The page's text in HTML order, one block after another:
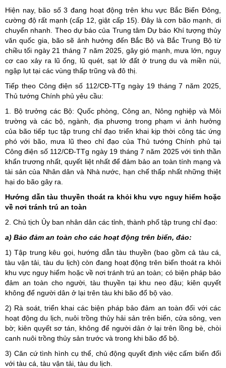
Hiện nay, bão số 3 đang hoạt động trên khu vực Bắc Biển Đông,
cường độ rất mạnh (cấp 12, giật cấp 15). Đây là cơn bão mạnh, di
chuyển nhanh. Theo dự báo của Trung tâm Dự báo Khí tượng thủy
văn quốc gia, bão sẽ ảnh hưởng đến Bắc Bộ và Bắc Trung Bộ từ
chiều tối ngày 21 tháng 7 năm 2025, gây gió mạnh, mưa lớn, nguy
cơ cao xảy ra lũ ống, lũ quét, sạt lở đất ở trung du và miền núi,
ngập lụt tại các vùng thấp trũng và đô thị.
Tiếp theo Công điện số 112/CĐ-TTg ngày 19 tháng 7 năm 2025,
Thủ tướng Chính phủ yêu cầu:
1. Bộ trưởng các Bộ: Quốc phòng, Công an, Nông nghiệp và Môi
trường và các bộ, ngành, địa phương trong phạm vi ảnh hưởng
của bão tiếp tục tập trung chỉ đạo triển khai kịp thời công tác ứng
phó với bão, mưa lũ theo chỉ đạo của Thủ tướng Chính phủ tại
Công điện số 112/CĐ-TTg ngày 19 tháng 7 năm 2025 với tinh thần
khẩn trương nhất, quyết liệt nhất để đảm bảo an toàn tính mạng và
tài sản của Nhân dân và Nhà nước, hạn chế thấp nhất những thiệt
hại do bão gây ra.
Hướng dẫn tàu thuyền thoát ra khỏi khu vực nguy hiểm hoặc
về nơi tránh trú an toàn
2. Chủ tịch Ủy ban nhân dân các tỉnh, thành phố tập trung chỉ đạo:
a) Bảo đảm an toàn cho các hoạt động trên biển, đảo:
1) Tập trung kêu gọi, hướng dẫn tàu thuyền (bao gồm cả tàu cá,
tàu vận tải, tàu du lịch) còn đang hoạt động trên biển thoát ra khỏi
khu vực nguy hiểm hoặc về nơi tránh trú an toàn; có biện pháp bảo
đảm an toàn cho người, tàu thuyền tại khu neo đậu; kiên quyết
không để người dân ở lại trên tàu khi bão đổ bộ vào.
2) Rà soát, triển khai các biện pháp bảo đảm an toàn đối với các
hoạt động du lịch, nuôi trồng thủy hải sản trên biển, cửa sông, ven
bờ; kiên quyết sơ tán, không để người dân ở lại trên lồng bè, chòi
canh nuôi trồng thủy sản trước và trong khi bão đổ bộ.
3) Căn cứ tình hình cụ thể, chủ động quyết định việc cấm biển đối
với tàu cá, tàu vận tải, tàu du lịch.